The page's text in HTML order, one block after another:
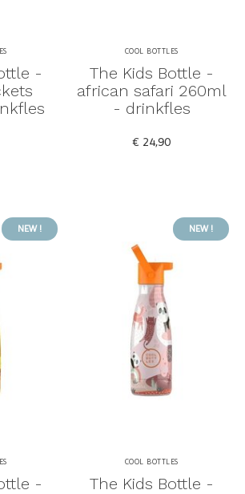
-
COOL BOTTLES
The Kids Bottle -
african safari 260ml
- drinkfles
€ 24,90
NEW !
-
NEW !
COOL BOTTLES
The Kids Bottle -